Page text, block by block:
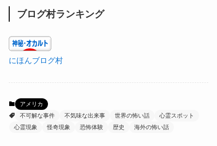
ブログ村ランキング
にほんブログ村
アメリカ
不可解な事件
不気味な出来事 世界の怖い話
心霊スポット
心霊現象
怪奇現象 恐怖体験 歴史 海外の怖い話